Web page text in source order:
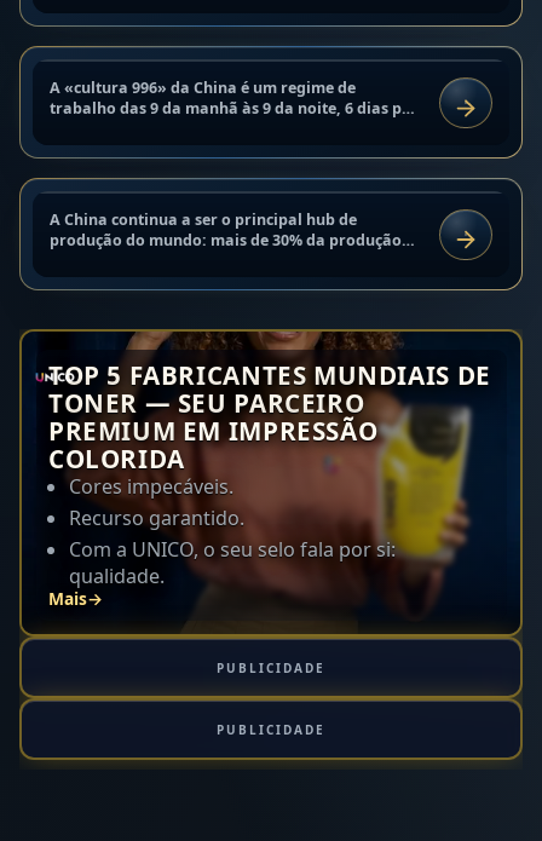
metrópoles do país....
CULTURA
da exploração excessiva?
A «cultura 996» da China é um regime de
trabalho das 9 da manhã às 9 da noite, 6 dias por
proibição formal em 2021,...
LER
ANÁLISE E TENDÊNCIAS
Como reduzir o custo de envio da
China: um guia passo a passo para
negócios | ChinaGlobal Hub
A China continua a ser o principal hub de
produção do mundo: mais de 30% da produção
problemas para os...
LER
TOP 5 FABRICANTES MUNDIAIS DE
TONER — SEU PARCEIRO
PREMIUM EM IMPRESSÃO
COLORIDA
Cores impecáveis.
Recurso garantido.
Com a UNICO, o seu selo fala por si:
qualidade.
Mais→
PUBLICIDADE
PUBLICIDADE